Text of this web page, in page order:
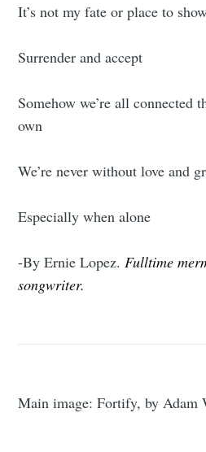
It’s not my fate or place to
Surrender and accept
Somehow we’re all connected
own
We’re never without love and
Especially when alone
-By Ernie Lopez. Fulltime
songwriter.
Main image: Fortify, by Adam